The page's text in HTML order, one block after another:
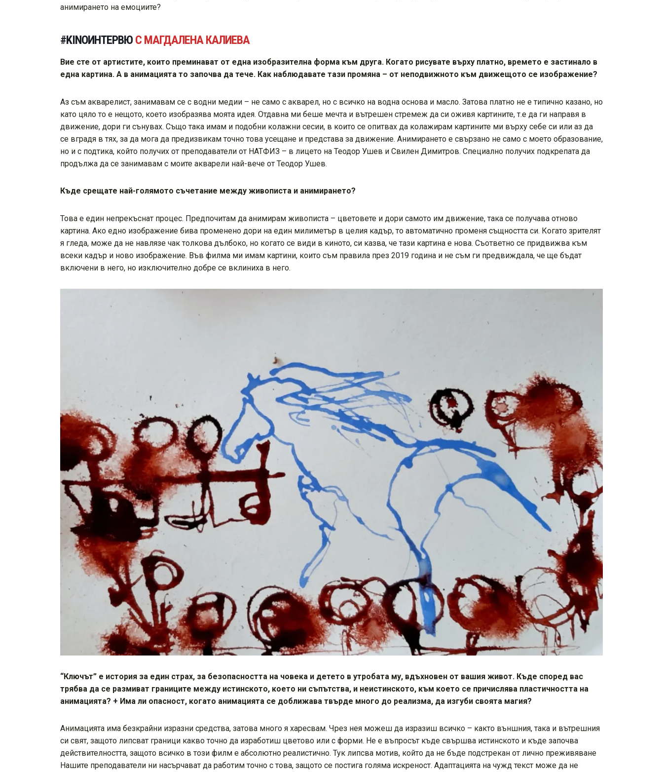
анимирането на емоциите?
#KINOИНТЕРВЮ С МАГДАЛЕНА КАЛИЕВА
Вие сте от артистите, които преминават от една изобразителна форма към друга. Когато рисувате върху платно, времето е застинало в
една картина. А в анимацията то започва да тече. Как наблюдавате тази промяна – от неподвижното към движещото се изображение?
Аз съм акварелист, занимавам се с водни медии – не само с акварел, но с всичко на водна основа и масло. Затова платно не е типично казано, но
като цяло то е нещото, което изобразява моята идея. Отдавна ми беше мечта и вътрешен стремеж да си оживя картините, т.е да ги направя в
движение, дори ги сънувах. Също така имам и подобни колажни сесии, в които се опитвах да колажирам картините ми върху себе си или аз да
се вградя в тях, за да мога да предизвикам точно това усещане и представа за движение. Анимирането е свързано не само с моето образование,
но и с подтика, който получих от преподаватели от НАТФИЗ – в лицето на Теодор Ушев и Свилен Димитров. Специално получих подкрепата да
продължа да се занимавам с моите акварели най-вече от Теодор Ушев.
Къде срещате най-голямото съчетание между живописта и анимирането?
Това е един непрекъснат процес. Предпочитам да анимирам живописта – цветовете и дори самото им движение, така се получава отново
картина. Ако едно изображение бива променено дори на един милиметър в целия кадър, то автоматично променя същността си. Когато зрителят
я гледа, може да не навлязе чак толкова дълбоко, но когато се види в киното, си казва, че тази картина е нова. Съответно се придвижва към
всеки кадър и ново изображение. Във филма ми имам картини, които съм правила през 2019 година и не съм ги предвиждала, че ще бъдат
включени в него, но изключително добре се вклиниха в него.
“Ключът” е история за един страх, за безопасността на човека и детето в утробата му, вдъхновен от вашия живот. Къде според вас
трябва да се размиват границите между истинското, което ни съпътства, и неистинското, към което се причислява пластичността на
анимацията? + Има ли опасност, когато анимацията се доближава твърде много до реализма, да изгуби своята магия?
Анимацията има безкрайни изразни средства, затова много я харесвам. Чрез нея можеш да изразиш всичко – както външния, така и вътрешния
си свят, защото липсват граници какво точно да изработиш цветово или с форми. Не е въпросът къде свършва истинското и къде започва
действителността, защото всичко в този филм е абсолютно реалистично. Тук липсва мотив, който да не бъде подстрекан от лично преживяване
Нашите преподаватели ни насърчават да работим точно с това, защото се постига голяма искреност. Адаптацията на чужд текст може да не